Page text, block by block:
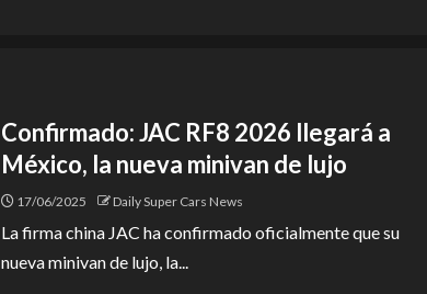
Confirmado: JAC RF8 2026 llegará a
México, la nueva minivan de lujo
17/06/2025 Daily Super Cars News
La firma china JAC ha confirmado oficialmente que su
nueva minivan de lujo, la...